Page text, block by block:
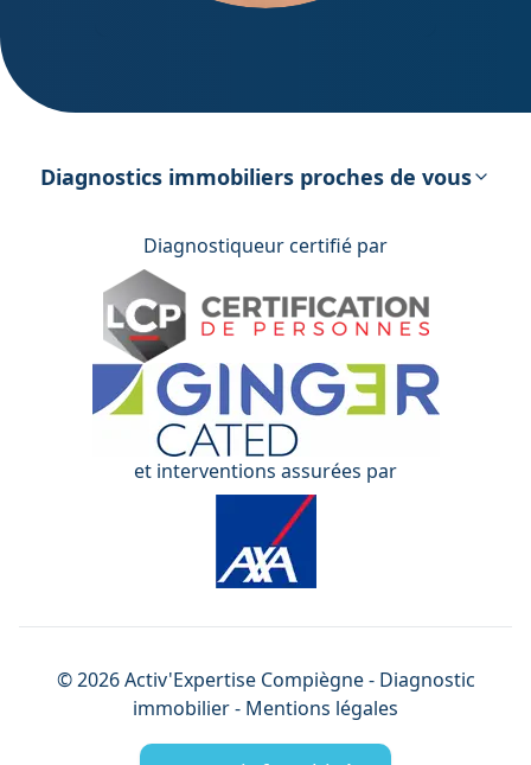
énergétique
Diagnostics immobiliers proches de vous
Diagnostiqueur certifié par
et interventions assurées par
©2026Activ'Expertise Compiègne- Diagnostic
immobilier - Mentions légales